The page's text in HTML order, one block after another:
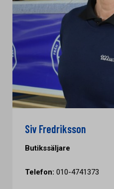
Siv Fredriksson
Butikssäljare
Telefon: 010-4741373